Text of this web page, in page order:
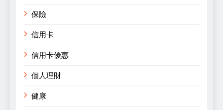
保險
信用卡
信用卡優惠
個人理財
健康